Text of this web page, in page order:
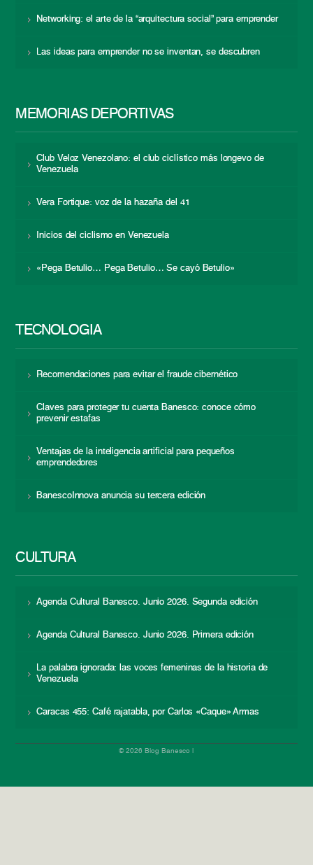
Networking: el arte de la “arquitectura social” para emprender
Las ideas para emprender no se inventan, se descubren
MEMORIAS DEPORTIVAS
Club Veloz Venezolano: el club ciclístico más longevo de
Venezuela
Vera Fortique: voz de la hazaña del 41
Inicios del ciclismo en Venezuela
«Pega Betulio… Pega Betulio… Se cayó Betulio»
TECNOLOGÍA
Recomendaciones para evitar el fraude cibernético
Claves para proteger tu cuenta Banesco: conoce cómo
prevenir estafas
Ventajas de la inteligencia artificial para pequeños
emprendedores
BanescoInnova anuncia su tercera edición
CULTURA
Agenda Cultural Banesco. Junio 2026. Segunda edición
Agenda Cultural Banesco. Junio 2026. Primera edición
La palabra ignorada: las voces femeninas de la historia de
Venezuela
Caracas 455: Café rajatabla, por Carlos «Caque» Armas
© 2026 Blog Banesco |